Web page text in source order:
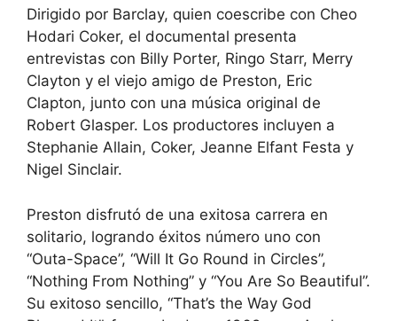
Dirigido por Barclay, quien coescribe con Cheo
Hodari Coker, el documental presenta
entrevistas con Billy Porter, Ringo Starr, Merry
Clayton y el viejo amigo de Preston, Eric
Clapton, junto con una música original de
Robert Glasper. Los productores incluyen a
Stephanie Allain, Coker, Jeanne Elfant Festa y
Nigel Sinclair.
Preston disfrutó de una exitosa carrera en
solitario, logrando éxitos número uno con
“Outa-Space”, “Will It Go Round in Circles”,
“Nothing From Nothing” y “You Are So Beautiful”.
Su exitoso sencillo, “That’s the Way God